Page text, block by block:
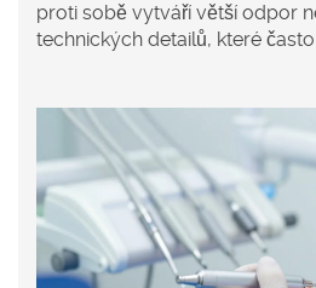
proti sobě vytváří větší odpor
technických detailů, které